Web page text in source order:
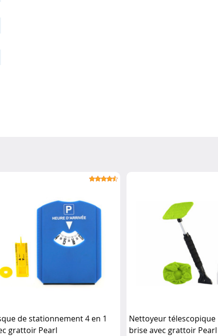
de stationnement 4 en 1
grattoir Pearl
Nettoyeur
brise avec grattoir Pearl